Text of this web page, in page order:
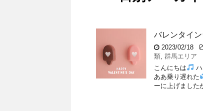
バレンタイ
2023/02/18
類, 群馬エリア
こんにちは
ああ乗り遅れた
ーに上げました